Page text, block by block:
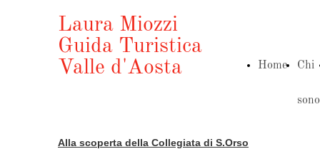
Laura Miozzi
Guida Turistica
Valle d'Aosta
Home Chi
sono
Alla scoperta della Collegiata di S.Orso